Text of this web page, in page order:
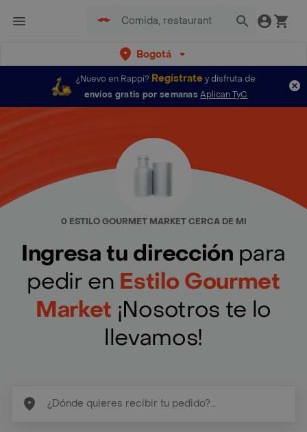
Bogotá
¿Nuevo en Rappi? Regístratey disfruta de
envíos gratis por semanas Aplican TyC
0 ESTILO GOURMET MARKET CERCA DE MI
Ingresa tu dirección para
pedir en Estilo Gourmet
Market ¡Nosotros te lo
llevamos!